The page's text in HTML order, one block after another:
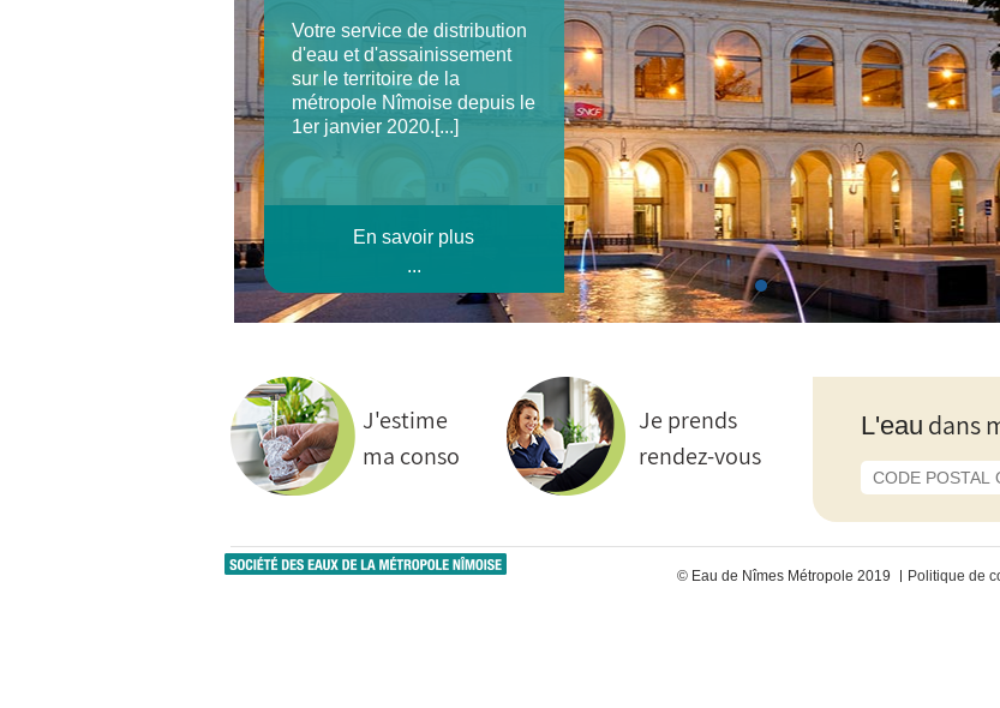
Votre service de distribution
d'eau et d'assainissement
sur le territoire de la
métropole Nîmoise depuis le
1er janvier 2020.[...]
En savoir plus
...
J'estime
ma conso
Je prends
rendez-vous
L'eau dans
© Eau de Nîmes Métropole 2019 Politique de